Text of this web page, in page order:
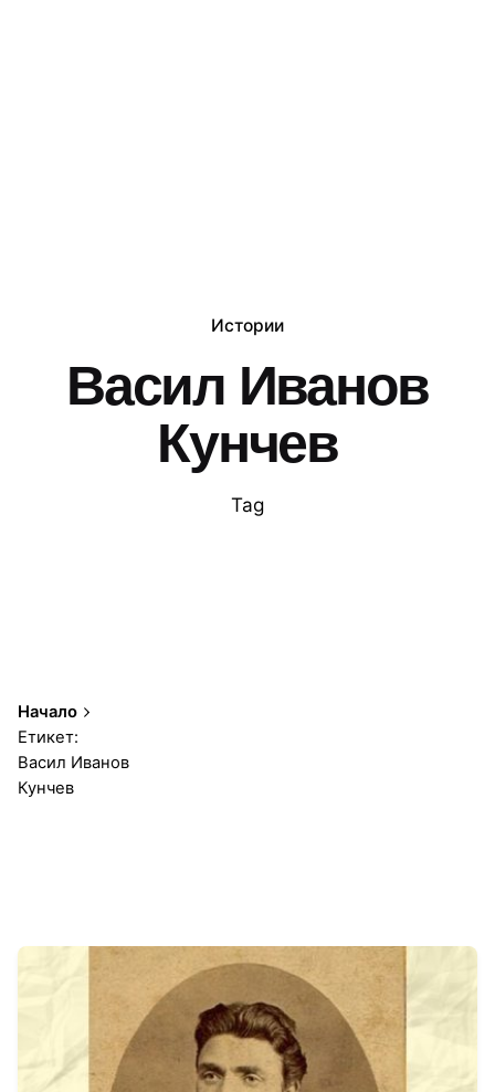
Истории
Васил Иванов
Кунчев
Tag
Начало
Етикет:
Васил Иванов
Кунчев
Автор
Даниела Цонева